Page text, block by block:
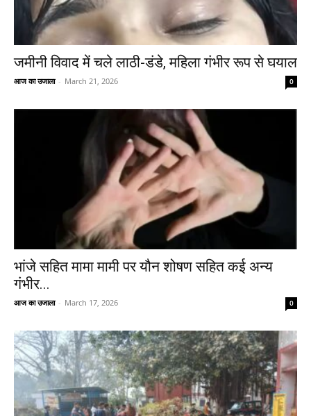
जमीनी विवाद में चले लाठी-डंडे, महिला गंभीर रूप से घयाल
आज का उजाला - March 21, 2026 0
भांजे सहित मामा मामी पर यौन शोषण सहित कई अन्य
गंभीर...
आज का उजाला - March 17, 2026 0